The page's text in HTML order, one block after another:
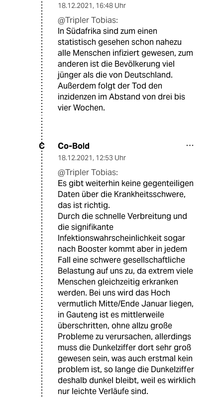
18.12.2021, 16:48 Uhr
@Tripler Tobias:
In Südafrika sind zum einen
statistisch gesehen schon nahezu
alle Menschen infiziert gewesen, zum
anderen ist die Bevölkerung viel
jünger als die von Deutschland.
Außerdem folgt der Tod den
inzidenzen im Abstand von drei bis
vier Wochen.
C Co-Bold
18.12.2021, 12:53 Uhr
@Tripler Tobias:
Es gibt weiterhin keine gegenteiligen
Daten über die Krankheitsschwere,
das ist richtig.
Durch die schnelle Verbreitung und
die signifikante
Infektionswahrscheinlichkeit sogar
nach Booster kommt aber in jedem
Fall eine schwere gesellschaftliche
Belastung auf uns zu, da extrem viele
Menschen gleichzeitig erkranken
werden. Bei uns wird das Hoch
vermutlich Mitte/Ende Januar liegen,
in Gauteng ist es mittlerweile
überschritten, ohne allzu große
Probleme zu verursachen, allerdings
muss die Dunkelziffer dort sehr groß
gewesen sein, was auch erstmal kein
problem ist, so lange die Dunkelziffer
deshalb dunkel bleibt, weil es wirklich
nur leichte Verläufe sind.